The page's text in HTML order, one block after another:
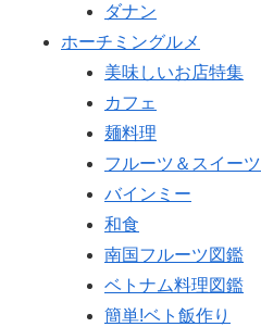
ダナン
ホーチミングルメ
美味しいお店特集
カフェ
麺料理
フルーツ＆スイーツ
バインミー
和食
南国フルーツ図鑑
ベトナム料理図鑑
簡単!ベト飯作り